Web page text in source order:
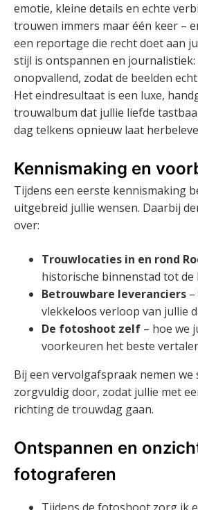
emotie, kleine details en echte
trouwen immers maar één keer –
een reportage die recht doet aan
stijl is ontspannen en
onopvallend, zodat de beelden
Het eindresultaat is een luxe,
trouwalbum dat jullie liefde
dag telkens opnieuw laat
Kennismaking en
Tijdens een eerste kennismaking
uitgebreid jullie wensen. Daarbij
over:
Trouwlocaties in en rond
historische binnenstad tot de
Betrouwbare leveranciers
vlekkeloos verloop van jullie
De fotoshoot zelf – hoe we
voorkeuren het beste
Bij een vervolgafspraak nemen we
zorgvuldig door, zodat jullie met
richting de trouwdag gaan.
Ontspannen en
fotograferen